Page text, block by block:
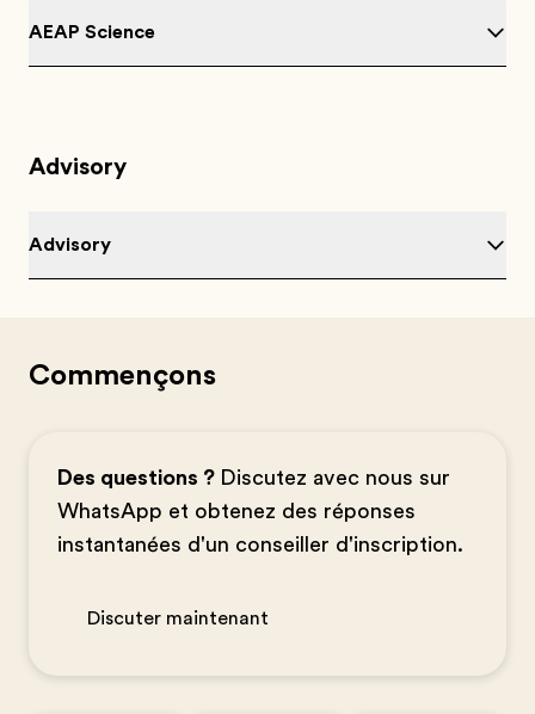
AEAP Science
Advisory
Advisory
Commençons
Des questions ? Discutez avec nous sur
WhatsApp et obtenez des réponses
instantanées d'un conseiller d'inscription.
Discuter maintenant